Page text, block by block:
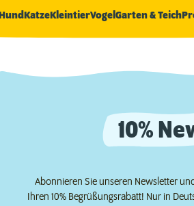
HundKatzeKleintierVogel Garten & Teich
10%
Abonnieren Sie unseren Newsletter
Ihren 10% Begrüßungsrabatt! Nur in